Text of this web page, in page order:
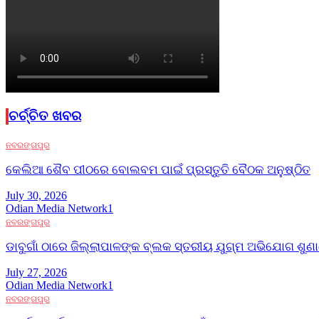
ଚର୍ଚ୍ଚିତ ଖବର
ନବରଙ୍ଗପୁର
କେଲିଆ ଶୈବ ପୀଠରେ ବୋଲବମ ପାଇଁ ପ୍ରସ୍ତୁତି ବୈଠକ ଅନୁଷ୍ଠିତ
July 30, 2026
Odian Media Network1
ନବରଙ୍ଗପୁର
ଡାବୁଗାଁ ଠାରେ ଜିଲ୍ଲାପାଳଙ୍କ ବ୍ଲକ ସ୍ତରୀୟ ଯୁଗ୍ମ ଅଭିଯୋଗ
July 27, 2026
Odian Media Network1
ନବରଙ୍ଗପୁର